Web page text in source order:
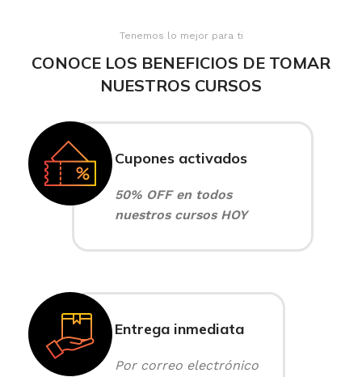
Tenemos lo mejor para ti
CONOCE LOS BENEFICIOS DE TOMAR
NUESTROS CURSOS
Cupones activados
50% OFF en todos
nuestros cursos HOY
Entrega inmediata
Por correo electrónico